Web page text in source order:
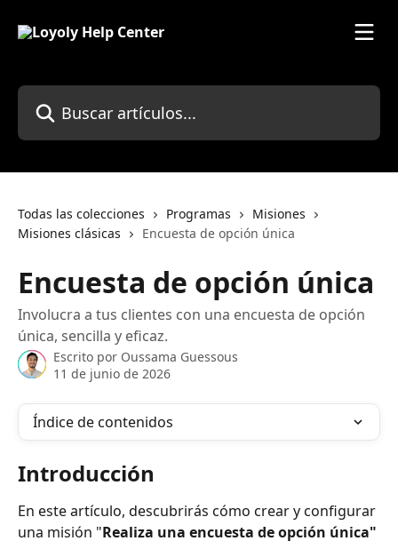
Buscar artículos...
Todas las colecciones Programas
Misiones
Misiones clásicas
Encuesta de opción única
Encuesta de opción única
Involucra a tus clientes con una encuesta de opción
única, sencilla y eficaz.
Escrito por Oussama Guessous
11 de junio de 2026
Índice de contenidos
Introducción
En este artículo, descubrirás cómo crear y configurar
una misión "Realiza una encuesta de opción única"